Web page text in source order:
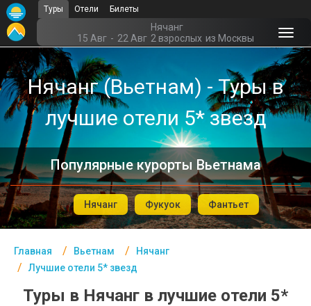
Туры Отели Билеты
Нячанг
15 Авг - 22 Авг 2 взрослых из Москвы
Нячанг (Вьетнам) - Туры в
лучшие отели 5* звезд
Популярные курорты Вьетнама
Нячанг Фукуок Фантьет
Главная Вьетнам
Нячанг
Лучшие отели 5* звезд
Туры в Нячанг в лучшие отели 5*
Главная
Вьетнам- Курорты
Офис г. Москва
Помощь
Подборки отелей
Турция
Таиланд
ОАЭ
Египет